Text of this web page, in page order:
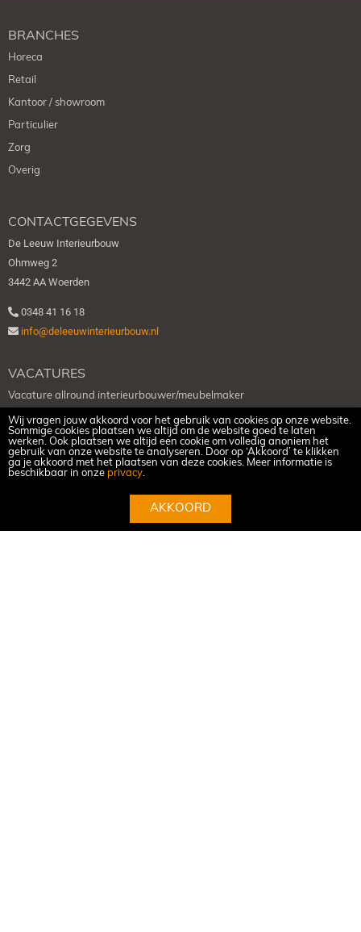
BRANCHES
Horeca
Retail
Kantoor / showroom
Particulier
Zorg
Overig
CONTACTGEGEVENS
De Leeuw Interieurbouw
Ohmweg 2
3442 AA Woerden
0348 41 16 18
info@deleeuwinterieurbouw.nl
VACATURES
Vacature allround interieurbouwer/meubelmaker
Vacature afbouw timmerman
SOCIAL MEDIA
Wij vragen jouw akkoord voor het gebruik van cookies op onze website.
Sommige cookies plaatsen we altijd om de website goed te laten
werken. Ook plaatsen we altijd een cookie om volledig anoniem het
gebruik van onze website te analyseren. Door op ‘Akkoord’ te klikken
ga je akkoord met het plaatsen van deze cookies. Meer informatie is
beschikbaar in onze privacy.
AKKOORD